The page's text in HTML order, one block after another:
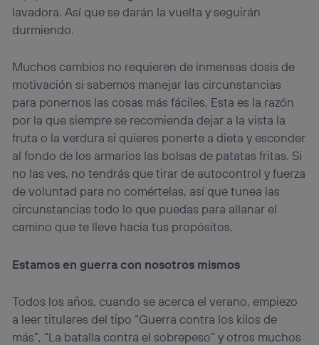
lavadora. Así que se darán la vuelta y seguirán
durmiendo.
Muchos cambios no requieren de inmensas dosis de
motivación si sabemos manejar las circunstancias
para ponernos las cosas más fáciles. Esta es la razón
por la que siempre se recomienda dejar a la vista la
fruta o la verdura si quieres ponerte a dieta y esconder
al fondo de los armarios las bolsas de patatas fritas. Si
no las ves, no tendrás que tirar de autocontrol y fuerza
de voluntad para no comértelas, así que tunea las
circunstancias todo lo que puedas para allanar el
camino que te lleve hacia tus propósitos.
Estamos en guerra con nosotros mismos
Todos los años, cuando se acerca el verano, empiezo
a leer titulares del tipo “Guerra contra los kilos de
más”, “La batalla contra el sobrepeso” y otros muchos